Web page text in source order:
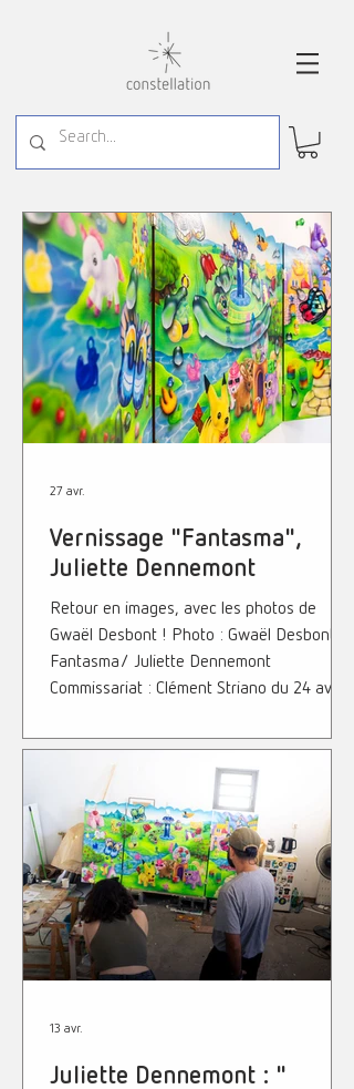
Vernissage "Fantasma",
Juliette Dennemont
Retour en images, avec les photos de
Gwaël Desbont ! Photo : Gwaël Desbonts
Fantasma/ Juliette Dennemont
Commissariat : Clément Striano du 24 avril
/ Saint-Denis de La Réunion Tous les
samedis de 11h à 18h Le reste de la
semaine sur RDV
(12lagalerie@constellation.re) Fille de
forain, Juliette Dennemont a grandi dans
l'effervescence des fêtes foraines,
s'imprégnant de cette culture populaire
aux codes visuels spécifiques. Cet univers
27 avr.
Juliette Dennemont : "
13 avr.